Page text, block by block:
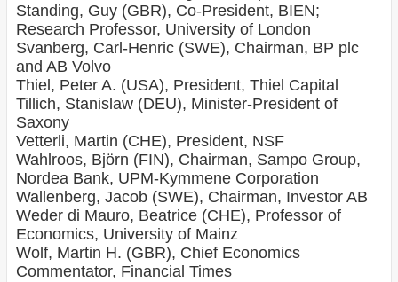
Standing, Guy (GBR), Co-President, BIEN;
Research Professor, University of London
Svanberg, Carl-Henric (SWE), Chairman, BP plc
and AB Volvo
Thiel, Peter A. (USA), President, Thiel Capital
Tillich, Stanislaw (DEU), Minister-President of
Saxony
Vetterli, Martin (CHE), President, NSF
Wahlroos, Björn (FIN), Chairman, Sampo Group,
Nordea Bank, UPM-Kymmene Corporation
Wallenberg, Jacob (SWE), Chairman, Investor AB
Weder di Mauro, Beatrice (CHE), Professor of
Economics, University of Mainz
Wolf, Martin H. (GBR), Chief Economics
Commentator, Financial Times